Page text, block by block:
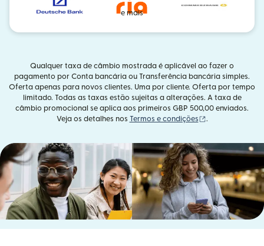
e mais
Qualquer taxa de câmbio mostrada é aplicável ao fazer o
pagamento por Conta bancária ou Transferência bancária simples.
Oferta apenas para novos clientes. Uma por cliente. Oferta por tempo
limitado. Todas as taxas estão sujeitas a alterações. A taxa de
câmbio promocional se aplica aos primeiros GBP 500,00 enviados.
Veja os detalhes nos Termos e condições (abre em uma
.